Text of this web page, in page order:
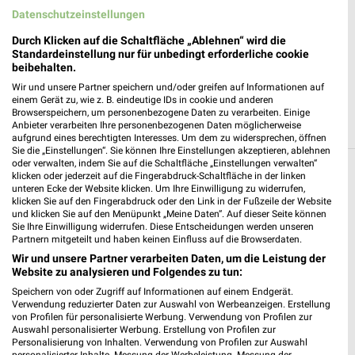
KissSalis Therme - Kannewischer Collection
Bad Kissingen
Heiligenfelder Allee 16
Heute 09:00 - 19:00 Uhr | Geschlossen
347,85 km
Reisen & Tourismus Angebote und Prospekte
für Burgebrach
3 Prospekte
Kaufland ALDI SÜD
Datenschutzeinstellungen
Durch Klicken auf die Schaltfläche „Ablehnen“ wird die
Standardeinstellung nur für unbedingt erforderliche cookie
beibehalten.
Wir und unsere Partner speichern und/oder greifen auf Informationen auf
einem Gerät zu, wie z. B. eindeutige IDs in cookie und anderen
Browserspeichern, um personenbezogene Daten zu verarbeiten. Einige
Anbieter verarbeiten Ihre personenbezogenen Daten möglicherweise
aufgrund eines berechtigten Interesses. Um dem zu widersprechen, öffnen
Sie die „Einstellungen“. Sie können Ihre Einstellungen akzeptieren, ablehnen
oder verwalten, indem Sie auf die Schaltfläche „Einstellungen verwalten“
klicken oder jederzeit auf die Fingerabdruck-Schaltfläche in der linken
unteren Ecke der Website klicken. Um Ihre Einwilligung zu widerrufen,
klicken Sie auf den Fingerabdruck oder den Link in der Fußzeile der Website
und klicken Sie auf den Menüpunkt „Meine Daten“. Auf dieser Seite können
Sie Ihre Einwilligung widerrufen. Diese Entscheidungen werden unseren
Partnern mitgeteilt und haben keinen Einfluss auf die Browserdaten.
Wir und unsere Partner verarbeiten Daten, um die Leistung der
Website zu analysieren und Folgendes zu tun:
Speichern von oder Zugriff auf Informationen auf einem Endgerät.
Verwendung reduzierter Daten zur Auswahl von Werbeanzeigen. Erstellung
von Profilen für personalisierte Werbung. Verwendung von Profilen zur
Auswahl personalisierter Werbung. Erstellung von Profilen zur
Personalisierung von Inhalten. Verwendung von Profilen zur Auswahl